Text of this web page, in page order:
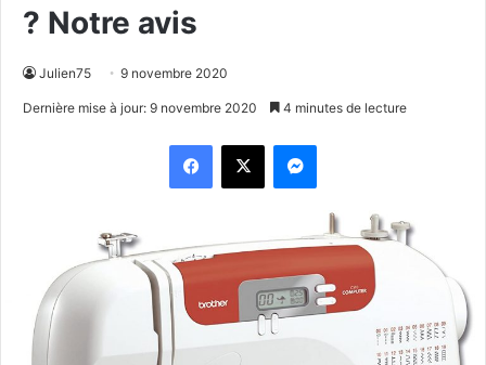
? Notre avis
Julien75 9 novembre 2020
Dernière mise à jour: 9 novembre 2020 4 minutes de lecture
Facebook
X Messenger